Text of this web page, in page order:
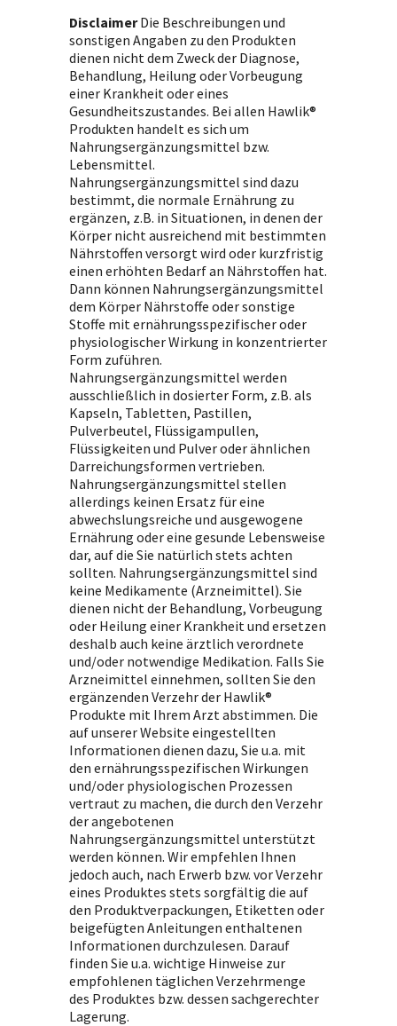
DisclaimerDie Beschreibungen und
sonstigen Angaben zu den Produkten
dienen nicht dem Zweck der Diagnose,
Behandlung, Heilung oder Vorbeugung
einer Krankheit oder eines
Gesundheitszustandes. Bei allen Hawlik®
Produkten handelt es sich um
Nahrungsergänzungsmittel bzw.
Lebensmittel.
Nahrungsergänzungsmittel sind dazu
bestimmt, die normale Ernährung zu
ergänzen, z.B. in Situationen, in denen der
Körper nicht ausreichend mit bestimmten
Nährstoffen versorgt wird oder kurzfristig
einen erhöhten Bedarf an Nährstoffen hat.
Dann können Nahrungsergänzungsmittel
dem Körper Nährstoffe oder sonstige
Stoffe mit ernährungsspezifischer oder
physiologischer Wirkung in konzentrierter
Form zuführen.
Nahrungsergänzungsmittel werden
ausschließlich in dosierter Form, z.B. als
Kapseln, Tabletten, Pastillen,
Pulverbeutel, Flüssigampullen,
Flüssigkeiten und Pulver oder ähnlichen
Darreichungsformen vertrieben.
Nahrungsergänzungsmittel stellen
allerdings keinen Ersatz für eine
abwechslungsreiche und ausgewogene
Ernährung oder eine gesunde Lebensweise
dar, auf die Sie natürlich stets achten
sollten. Nahrungsergänzungsmittel sind
keine Medikamente (Arzneimittel). Sie
dienen nicht der Behandlung, Vorbeugung
oder Heilung einer Krankheit und ersetzen
deshalb auch keine ärztlich verordnete
und/oder notwendige Medikation. Falls Sie
Arzneimittel einnehmen, sollten Sie den
ergänzenden Verzehr der Hawlik®
Produkte mit Ihrem Arzt abstimmen. Die
auf unserer Website eingestellten
Informationen dienen dazu, Sie u.a. mit
den ernährungsspezifischen Wirkungen
und/oder physiologischen Prozessen
vertraut zu machen, die durch den Verzehr
der angebotenen
Nahrungsergänzungsmittel unterstützt
werden können. Wir empfehlen Ihnen
jedoch auch, nach Erwerb bzw. vor Verzehr
eines Produktes stets sorgfältig die auf
den Produktverpackungen, Etiketten oder
beigefügten Anleitungen enthaltenen
Informationen durchzulesen. Darauf
finden Sie u.a. wichtige Hinweise zur
empfohlenen täglichen Verzehrmenge
des Produktes bzw. dessen sachgerechter
Lagerung.